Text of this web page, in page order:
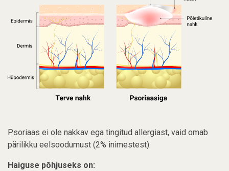
Psoriaas ei ole nakkav ega tingitud allergiast, vaid omab
pärilikku eelsoodumust (2% inimestest).
Haiguse põhjuseks on: